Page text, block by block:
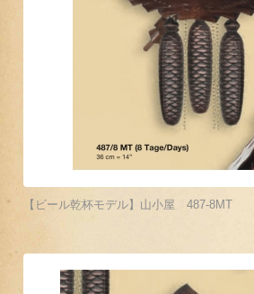
【ビール乾杯モデル】山小屋 487-8MT